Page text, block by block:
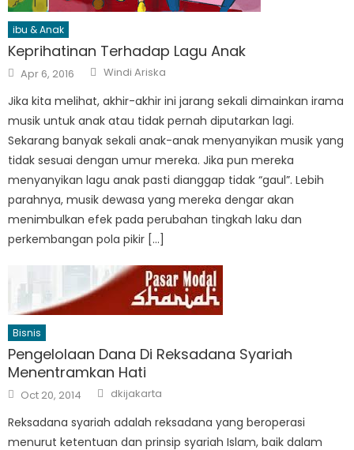
ibu & Anak
Keprihatinan Terhadap Lagu Anak
Posted
on
Apr 6, 2016 Author
Windi Ariska
Jika kita melihat, akhir-akhir ini jarang sekali dimainkan irama
musik untuk anak atau tidak pernah diputarkan lagi.
Sekarang banyak sekali anak-anak menyanyikan musik yang
tidak sesuai dengan umur mereka. Jika pun mereka
menyanyikan lagu anak pasti dianggap tidak “gaul”. Lebih
parahnya, musik dewasa yang mereka dengar akan
menimbulkan efek pada perubahan tingkah laku dan
perkembangan pola pikir […]
Bisnis
Pengelolaan Dana Di Reksadana Syariah
Menentramkan Hati
Posted
on
Oct 20, 2014 Author
dkijakarta
Reksadana syariah adalah reksadana yang beroperasi
menurut ketentuan dan prinsip syariah Islam, baik dalam